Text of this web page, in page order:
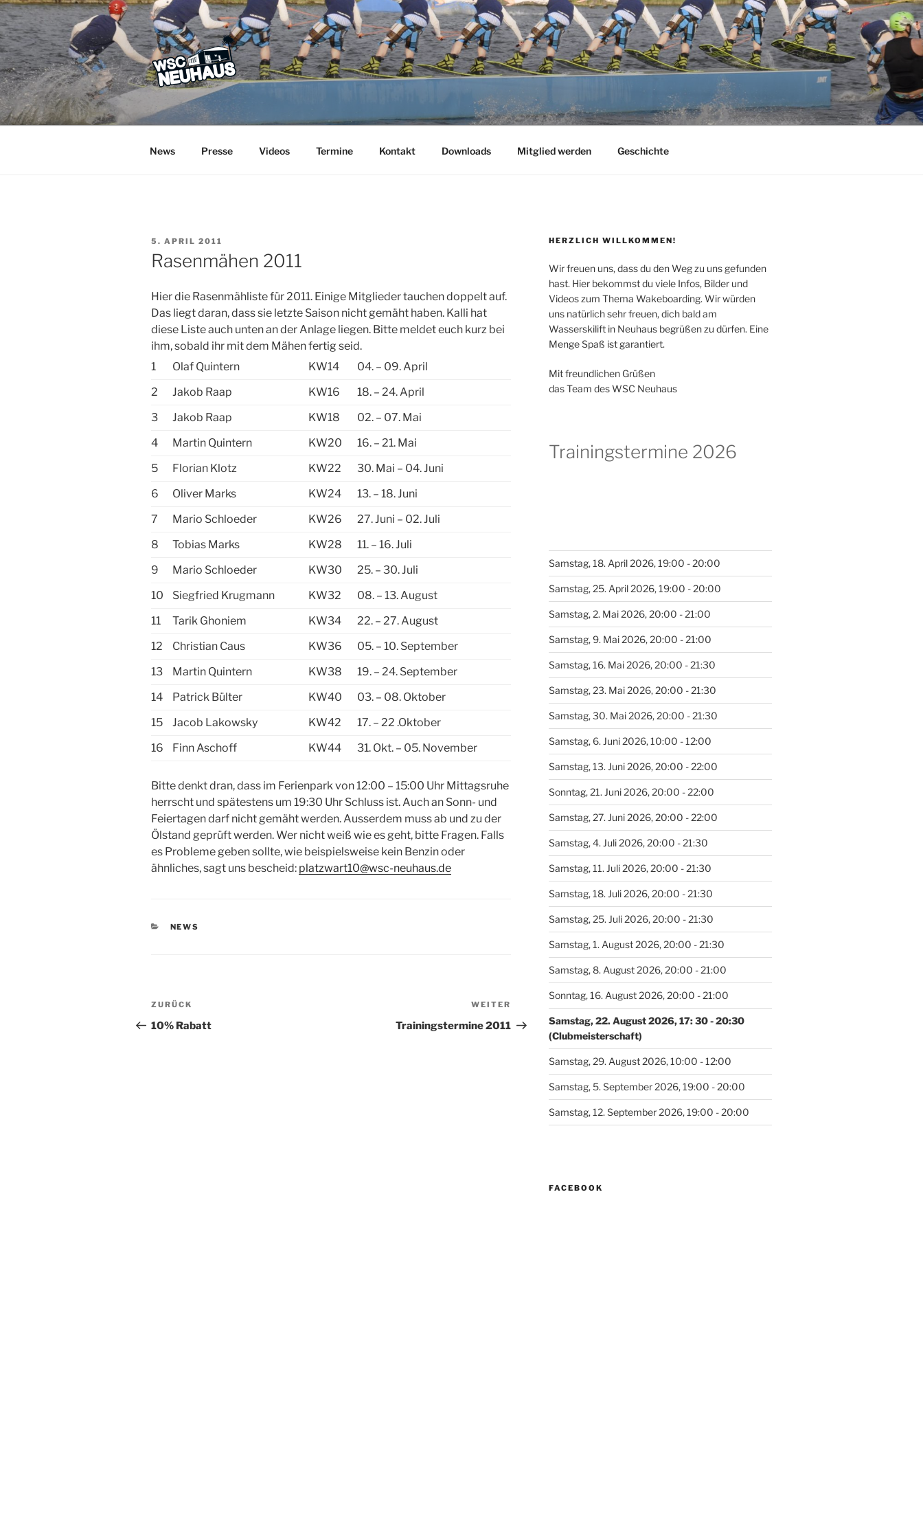
Zum
Inhalt
springen
WSC NEUHAUS
Der Verein mit dem Haus am See
News Presse Videos Termine Kontakt Downloads Mitglied werden Geschichte
VERÖFFENTLICHT
AM
5. APRIL 2011
Rasenmähen 2011
Hier die Rasenmähliste für 2011. Einige Mitglieder tauchen doppelt auf.
Das liegt daran, dass sie letzte Saison nicht gemäht haben. Kalli hat
diese Liste auch unten an der Anlage liegen. Bitte meldet euch kurz bei
ihm, sobald ihr mit dem Mähen fertig seid.
1
Olaf Quintern KW14
04. – 09. April
2
Jakob Raap KW16
18. – 24. April
3
Jakob Raap KW18
02. – 07. Mai
4
Martin Quintern KW20
16. – 21. Mai
5
Florian Klotz KW22
30. Mai – 04. Juni
6
Oliver Marks KW24
13. – 18. Juni
7
Mario Schloeder KW26
27. Juni – 02. Juli
8
Tobias Marks KW28
11. – 16. Juli
9
Mario Schloeder KW30
25. – 30. Juli
10
Siegfried Krugmann KW32
08. – 13. August
11
Tarik Ghoniem KW34
22. – 27. August
12
Christian Caus KW36
05. – 10. September
13
Martin Quintern KW38
19. – 24. September
14
Patrick Bülter KW40
03. – 08. Oktober
15
Jacob Lakowsky KW42
17. – 22 .Oktober
16
Finn Aschoff KW44 31. Okt. – 05. November
Bitte denkt dran, dass im Ferienpark von 12:00 – 15:00 Uhr Mittagsruhe
herrscht und spätestens um 19:30 Uhr Schluss ist. Auch an Sonn- und
Feiertagen darf nicht gemäht werden. Ausserdem muss ab und zu der
Ölstand geprüft werden. Wer nicht weiß wie es geht, bitte Fragen. Falls
es Probleme geben sollte, wie beispielsweise kein Benzin oder
ähnliches, sagt uns bescheid: platzwart10@wsc-neuhaus.de
KATEGORIEN
NEWS
Beitragsnavigation
Vorheriger
Beitrag
ZURÜCK
10% Rabatt
Nächster
Beitrag
WEITER
Trainingstermine 2011
HERZLICH WILLKOMMEN!
Wir freuen uns, dass du den Weg zu uns gefunden
hast. Hier bekommst du viele Infos, Bilder und
Videos zum Thema Wakeboarding. Wir würden
uns natürlich sehr freuen, dich bald am
Wasserskilift in Neuhaus begrüßen zu dürfen. Eine
Menge Spaß ist garantiert.
Mit freundlichen Grüßen
das Team des WSC Neuhaus
Trainingstermine 2026
Samstag, 18. April 2026, 19:00 - 20:00
Samstag, 25. April 2026, 19:00 - 20:00
Samstag, 2. Mai 2026, 20:00 - 21:00
Samstag, 9. Mai 2026, 20:00 - 21:00
Samstag, 16. Mai 2026, 20:00 - 21:30
Samstag, 23. Mai 2026, 20:00 - 21:30
Samstag, 30. Mai 2026, 20:00 - 21:30
Samstag, 6. Juni 2026, 10:00 - 12:00
Samstag, 13. Juni 2026, 20:00 - 22:00
Sonntag, 21. Juni 2026, 20:00 - 22:00
Samstag, 27. Juni 2026, 20:00 - 22:00
Samstag, 4. Juli 2026, 20:00 - 21:30
Samstag, 11. Juli 2026, 20:00 - 21:30
Samstag, 18. Juli 2026, 20:00 - 21:30
Samstag, 25. Juli 2026, 20:00 - 21:30
Samstag, 1. August 2026, 20:00 - 21:30
Samstag, 8. August 2026, 20:00 - 21:00
Sonntag, 16. August 2026, 20:00 - 21:00
Samstag, 22. August 2026, 17: 30 - 20:30
(Clubmeisterschaft)
Samstag, 29. August 2026, 10:00 - 12:00
Samstag, 5. September 2026, 19:00 - 20:00
Samstag, 12. September 2026, 19:00 - 20:00
FACEBOOK